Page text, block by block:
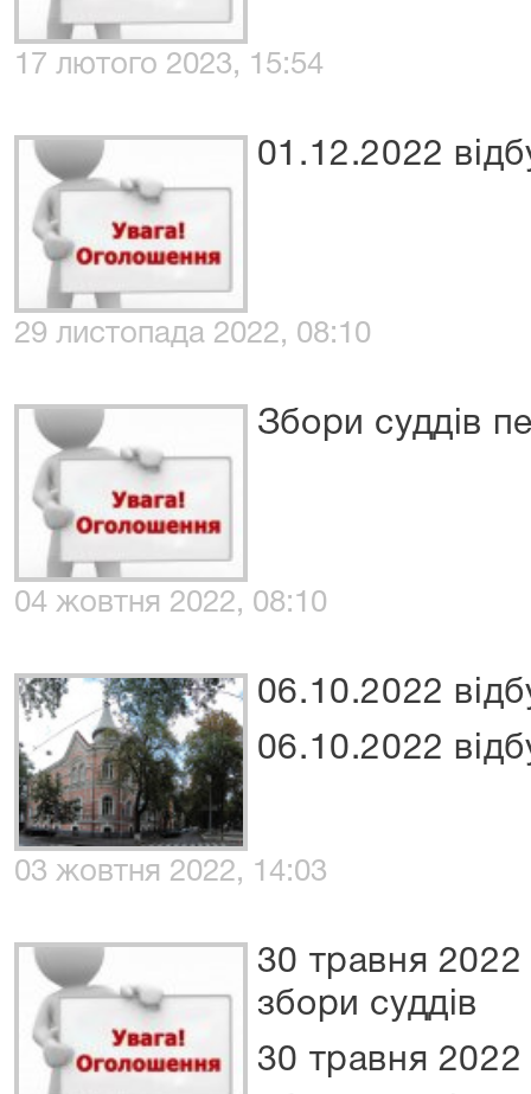
17 лютого 2023, 15:54
01.12.2022
29 листопада 2022, 08:10
Збори суддів
04 жовтня 2022, 08:10
06.10.2022
06.10.2022
03 жовтня 2022, 14:03
30 травня 2022
збори суддів
30 травня 2022